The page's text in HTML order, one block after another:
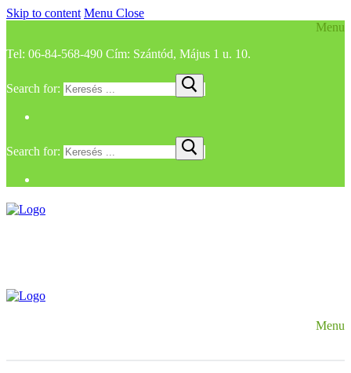
Skip to content Menu Close
Menu
Tel: 06-84-568-490 Cím: Szántód, Május 1 u. 10.
Search for:
Search for:
Menu